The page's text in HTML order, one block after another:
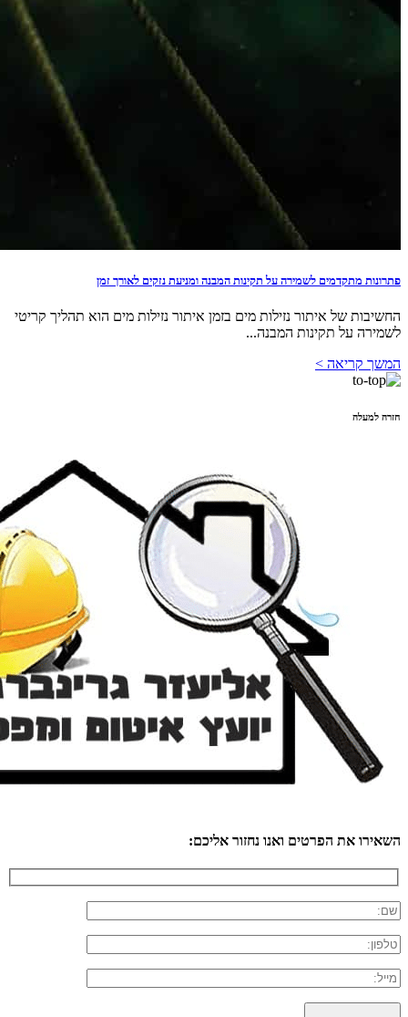
פתרונות מתקדמים לשמירה על תקינות המבנה ומניעת נזקים לאורך זמן
החשיבות של איתור נזילות מים בזמן איתור נזילות מים הוא תהליך קריטי
לשמירה על תקינות המבנה...
המשך קריאה >
חזרה למעלה
השאירו את הפרטים ואנו נחזור אליכם: